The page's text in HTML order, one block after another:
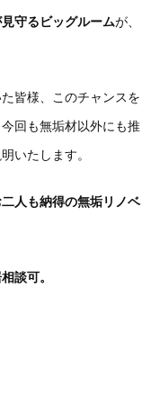
守るビッグルームが、
皆様、このチャンスを
回も無垢材以外にも推
いたします。
人も納得の無垢リノベ
談可。